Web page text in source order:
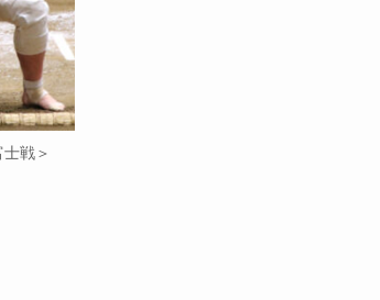
戦＞